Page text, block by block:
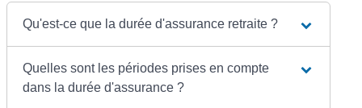
Qu'est-ce que la durée d'assurance retraite ?
Quelles sont les périodes prises en compte
dans la durée d'assurance ?